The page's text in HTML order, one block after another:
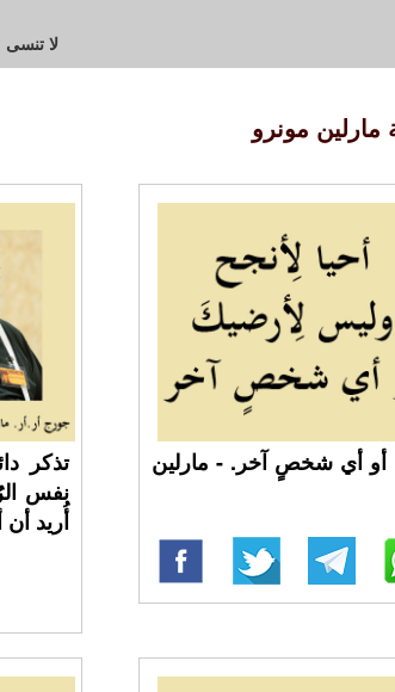
لا تنسى
مونرو
تذكر
نفس
أُريد
أو أي شخصٍ آخر. - مارلين